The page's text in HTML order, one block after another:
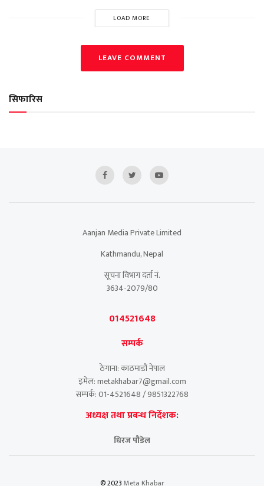
LOAD MORE
LEAVE COMMENT
सिफारिस
Aanjan Media Private Limited
Kathmandu, Nepal
सूचना विभाग दर्ता नं.
3634-2079/80
014521648
सम्पर्क
ठेगाना: काठमाडौं नेपाल
इमेल: metakhabar7@gmail.com
सम्पर्क: 01-4521648 / 9851322768
अध्यक्ष तथा प्रबन्ध निर्देशक:
धिरज पौडेल
© 2023 Meta Khabar